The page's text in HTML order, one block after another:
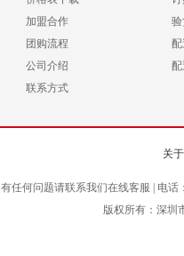
加盟合作
团购流程
公司介绍
联系方式
关
有任何问题请联系我们在线客服 | 电话
版权所有：深